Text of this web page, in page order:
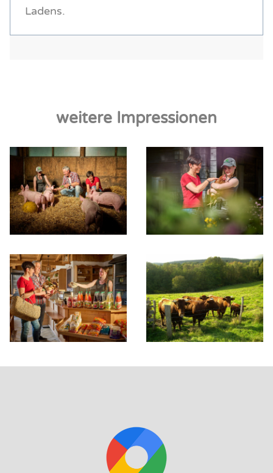
Ladens.
weitere Impressionen